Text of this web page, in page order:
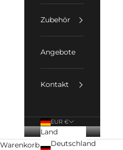
Zubehör
Angebote
Kontakt
EUR €
Land
Deutschland
Warenkorb